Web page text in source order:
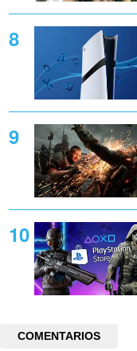
COMENTARIOS